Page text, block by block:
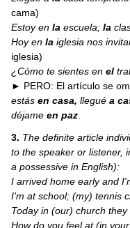
cama)
Estoy enla escuela;la
Hoy enla iglesia nos
iglesia)
¿Cómo te sientes enel
► PERO: El artículo se
estás en casa,llegué a
déjame en paz
3. The definite article
to the speaker or listener,
a possessive in English):
I arrived home early and
I'm at school; (my) tennis
Today in (our) church
How do you feel at (in